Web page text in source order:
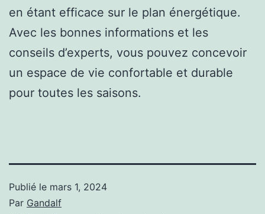
en étant efficace sur le plan énergétique.
Avec les bonnes informations et les
conseils d’experts, vous pouvez concevoir
un espace de vie confortable et durable
pour toutes les saisons.
Publié le mars 1, 2024
Par Gandalf